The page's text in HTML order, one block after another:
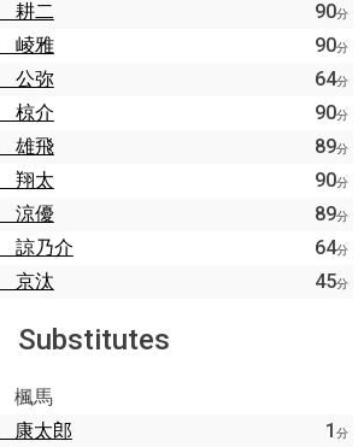
耕二 90分
崚雅 90分
公弥 64分
椋介 90分
雄飛 89分
翔太 90分
涼優 89分
諒乃介 64分
京汰 45分
Substitutes
楓馬
康太郎 1 分